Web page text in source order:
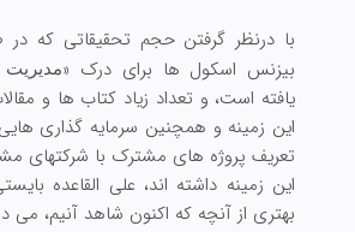
با درنظر گرفتن حجم تحقیقاتی که در
بیزنس اسکول ها برای درک «مدیریت
یافته است، و تعداد زیاد کتاب ها و
این زمینه و همچنین سرمایه گذاری
تعریف پروژه های مشترک با شرکتهای
این زمینه داشته اند، علی القاعده
بهتری از آنچه که اکنون شاهد آنیم، می